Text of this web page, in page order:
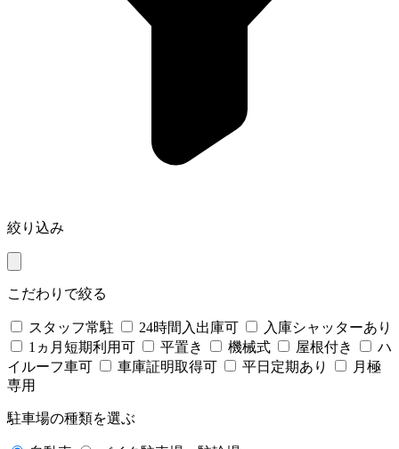
絞り込み
こだわりで絞る
スタッフ常駐 24時間入出庫可
入庫シャッターあり
1ヵ月短期利用可
平置き 機械式 屋根付き
ハ
イルーフ車可
車庫証明取得可 平日定期あり
月極
専用
駐車場の種類を選ぶ